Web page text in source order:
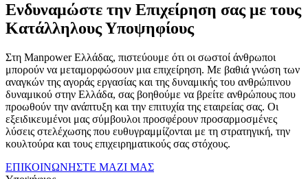
Ενδυναμώστε την Επιχείρηση σας με τους
Κατάλληλους Υποψηφίους
Στη Manpower Ελλάδας, πιστεύουμε ότι οι σωστοί άνθρωποι
μπορούν να μεταμορφώσουν μια επιχείρηση. Με βαθιά γνώση των
αναγκών της αγοράς εργασίας και της δυναμικής του ανθρώπινου
δυναμικού στην Ελλάδα, σας βοηθούμε να βρείτε ανθρώπους που
προωθούν την ανάπτυξη και την επιτυχία της εταιρείας σας. Οι
εξειδικευμένοι μας σύμβουλοι προσφέρουν προσαρμοσμένες
λύσεις στελέχωσης που ευθυγραμμίζονται με τη στρατηγική, την
κουλτούρα και τους επιχειρηματικούς σας στόχους.
ΕΠΙΚΟΙΝΩΝΗΣΤΕ ΜΑΖΙ ΜΑΣ